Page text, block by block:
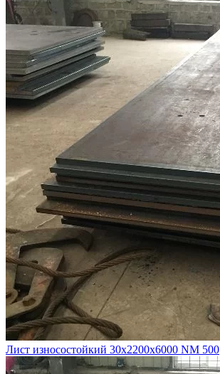
Лист износостойкий 30х2200х6000 NM 500